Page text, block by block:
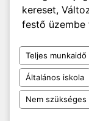
kereset,
festő üzembe
Teljes munkaidő
Általános iskola
Nem